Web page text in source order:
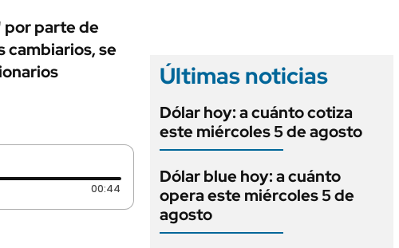
AUTOS
por parte de
cambiarios, se
00:44 Duración: 44 segundos
Últimas noticias
Dólar hoy: a cuánto cotiza
este miércoles 5 de agosto
Dólar blue hoy: a cuánto
opera este miércoles 5 de
agosto